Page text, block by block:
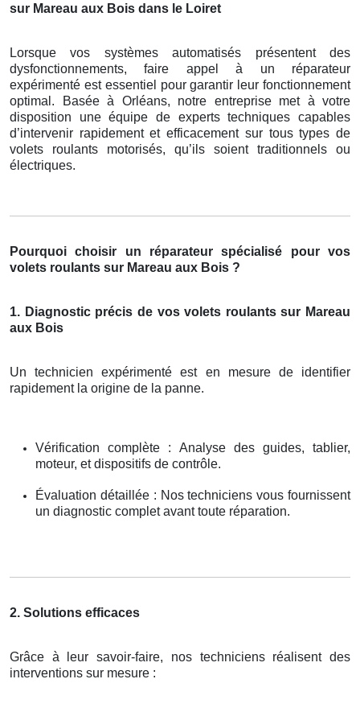
sur Mareau aux Bois dans le Loiret
Lorsque vos systèmes automatisés présentent des
dysfonctionnements, faire appel à un réparateur
expérimenté est essentiel pour garantir leur fonctionnement
optimal. Basée à Orléans, notre entreprise met à votre
disposition une équipe de experts techniques capables
d’intervenir rapidement et efficacement sur tous types de
volets roulants motorisés, qu’ils soient traditionnels ou
électriques.
Pourquoi choisir un réparateur spécialisé pour vos
volets roulants sur Mareau aux Bois ?
1. Diagnostic précis de vos volets roulants sur Mareau
aux Bois
Un technicien expérimenté est en mesure de identifier
rapidement la origine de la panne.
Vérification complète : Analyse des guides, tablier,
moteur, et dispositifs de contrôle.
Évaluation détaillée : Nos techniciens vous fournissent
un diagnostic complet avant toute réparation.
2. Solutions efficaces
Grâce à leur savoir-faire, nos techniciens réalisent des
interventions sur mesure :